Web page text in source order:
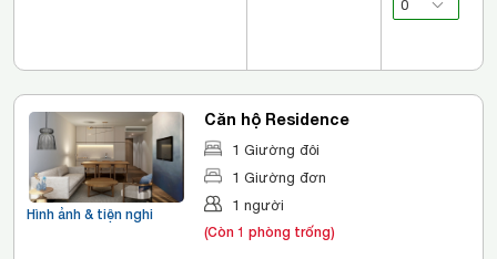
Hình ảnh & tiện nghi
Căn hộ Residence
1 Giường đôi
1 Giường đơn
1 người
(Còn 1 phòng trống)